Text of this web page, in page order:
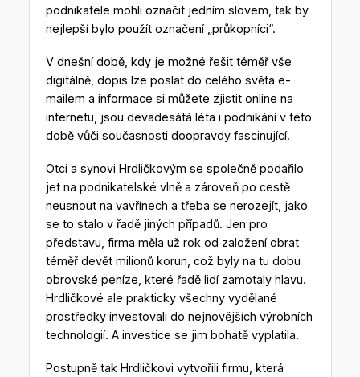
podnikatele mohli označit jedním slovem, tak by
nejlepší bylo použít označení „průkopníci“.
V dnešní době, kdy je možné řešit téměř vše
digitálně, dopis lze poslat do celého světa e-
mailem a informace si můžete zjistit online na
internetu, jsou devadesátá léta i podnikání v této
době vůči současnosti doopravdy fascinující.
Otci a synovi Hrdličkovým se společně podařilo
jet na podnikatelské vlně a zároveň po cestě
neusnout na vavřínech a třeba se nerozejít, jako
se to stalo v řadě jiných případů. Jen pro
představu, firma měla už rok od založení obrat
téměř devět milionů korun, což byly na tu dobu
obrovské peníze, které řadě lidí zamotaly hlavu.
Hrdličkové ale prakticky všechny vydělané
prostředky investovali do nejnovějších výrobních
technologií. A investice se jim bohatě vyplatila.
Postupně tak Hrdličkovi vytvořili firmu, která